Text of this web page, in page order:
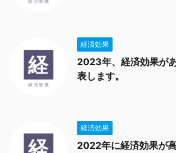
経済効果
2023年、経済効果が
表します。
経済効果
2022年に経済効果が